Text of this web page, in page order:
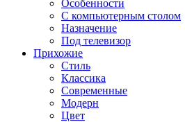
Особенности
С компьютерным столом
Назначение
Под телевизор
Прихожие
Стиль
Классика
Современные
Модерн
Цвет